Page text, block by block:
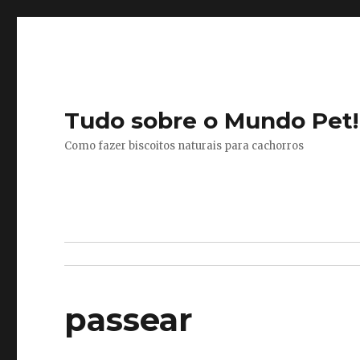
Tudo sobre o Mundo Pet!
Como fazer biscoitos naturais para cachorros
passear